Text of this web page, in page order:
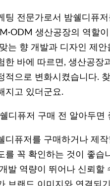
팅 전문가로서 밤쉘디퓨
생산공장의 역할
는 향 개발과 디자인 제
한 바에 따르면, 생산공장
적으로 변화시켰습니다.
지고 있더군요.
쉘디퓨저 구매 전 알아두면
디퓨저를 구매하거나 제
를 꼭 확인하는 것이 좋습
발 역량이 뛰어나 신뢰할